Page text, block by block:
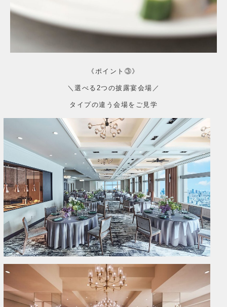
《ポイント③》
＼選べる2つの披露宴会場／
タイプの違う会場をご見学